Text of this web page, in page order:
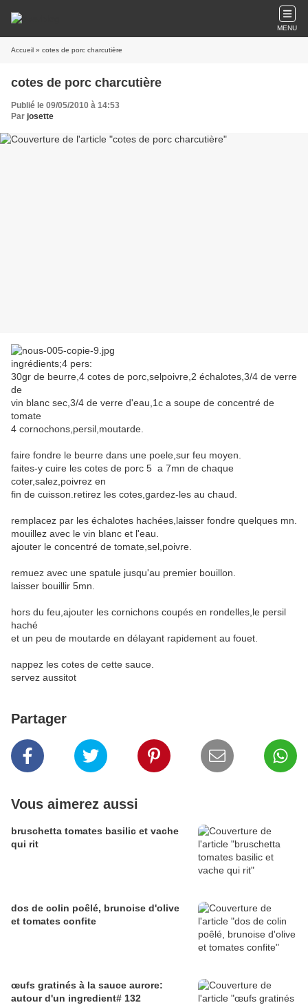
MENU
Accueil » cotes de porc charcutière
cotes de porc charcutière
Publié le 09/05/2010 à 14:53
Par josette
ingrédients;4 pers:
30gr de beurre,4 cotes de porc,selpoivre,2 échalotes,3/4 de verre
de
vin blanc sec,3/4 de verre d'eau,1c a soupe de concentré de
tomate
4 cornochons,persil,moutarde.
faire fondre le beurre dans une poele,sur feu moyen.
faites-y cuire les cotes de porc 5 a 7mn de chaque
coter,salez,poivrez en
fin de cuisson.retirez les cotes,gardez-les au chaud.
remplacez par les échalotes hachées,laisser fondre quelques mn.
mouillez avec le vin blanc et l'eau.
ajouter le concentré de tomate,sel,poivre.
remuez avec une spatule jusqu'au premier bouillon.
laisser bouillir 5mn.
hors du feu,ajouter les cornichons coupés en rondelles,le persil
haché
et un peu de moutarde en délayant rapidement au fouet.
nappez les cotes de cette sauce.
servez aussitot
Partager
Vous aimerez aussi
bruschetta tomates basilic et vache
qui rit
dos de colin poêlé, brunoise d'olive
et tomates confite
œufs gratinés à la sauce aurore:
autour d'un ingredient# 132